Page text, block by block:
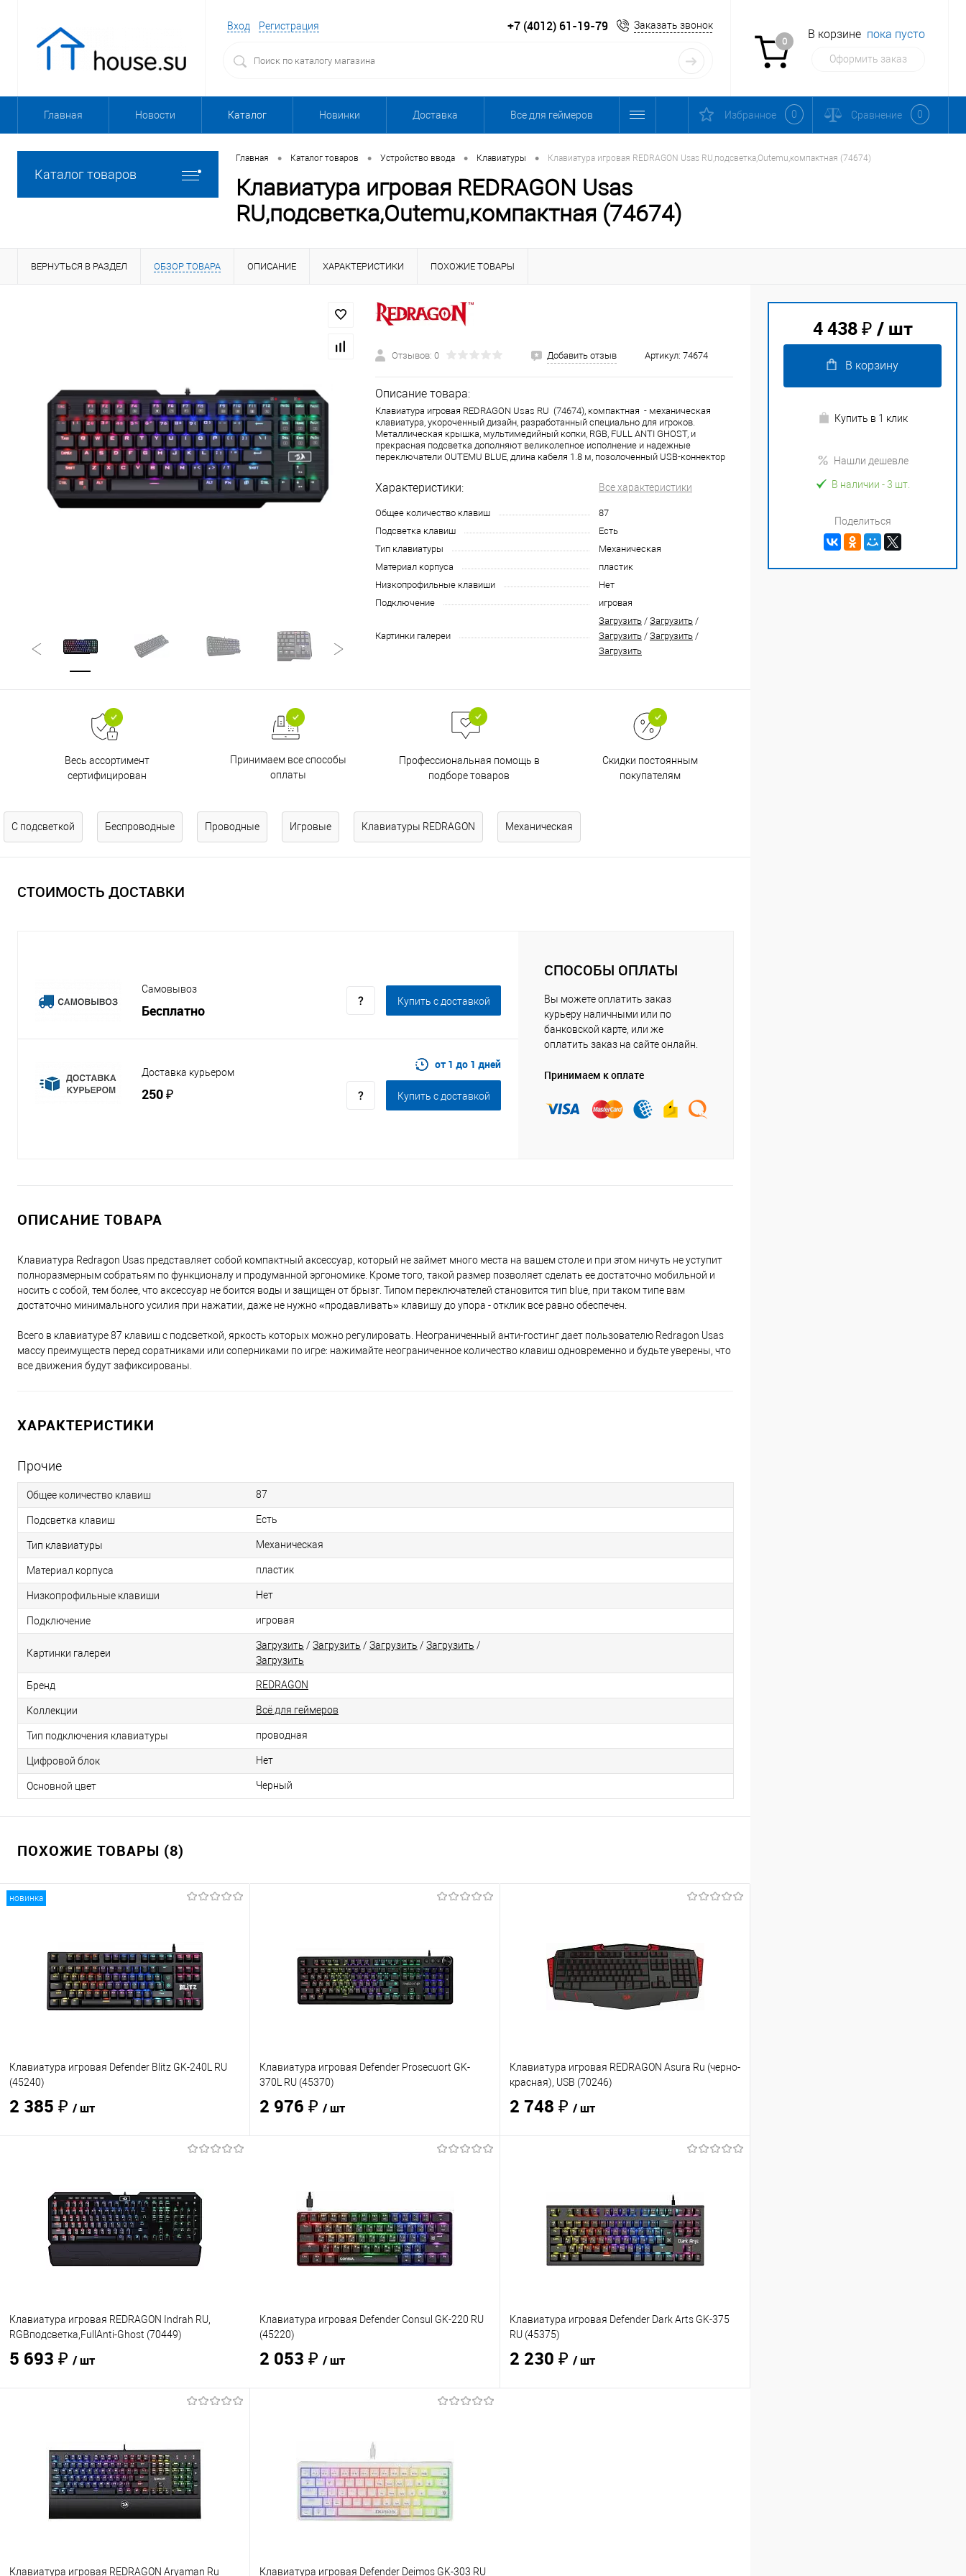
Вход Регистрация +7 (4012) 61-19-79 Заказать звонок
0
В корзине пока пусто
Оформить заказ
Главная Новости Каталог Новинки Доставка Все для геймеров Избранное 0 Сравнение 0
Каталог товаров
Главная • Каталог товаров • Устройство ввода • Клавиатуры • Клавиатура игровая REDRAGON Usas RU,подсветка,Outemu,компактная (74674)
Клавиатура игровая REDRAGON Usas
RU,подсветка,Outemu,компактная (74674)
ВЕРНУТЬСЯ В РАЗДЕЛ ОБЗОР ТОВАРА ОПИСАНИЕ ХАРАКТЕРИСТИКИ ПОХОЖИЕ ТОВАРЫ
Отзывов: 0 Добавить отзыв Артикул: 74674
Описание товара:
Клавиатура игровая REDRAGON Usas RU (74674), компактная - механическая
клавиатура, укороченный дизайн, разработанный специально для игроков.
Металлическая крышка, мультимедийный копки, RGB, FULL ANTI GHOST, и
прекрасная подсветка дополняют великолепное исполнение и надежные
переключатели OUTEMU BLUE, длина кабеля 1.8 м, позолоченный USB-коннектор
Характеристики: Все характеристики
Общее количество клавиш
87
Подсветка клавиш
Есть
Тип клавиатуры
Механическая
Материал корпуса
пластик
Низкопрофильные клавиши
Нет
Подключение
игровая
Картинки галереи
Загрузить / Загрузить /
Загрузить / Загрузить /
Загрузить
Весь ассортимент
сертифицирован
Принимаем все способы
оплаты
Профессиональная помощь в
подборе товаров
Скидки постоянным
покупателям
С подсветкой Беспроводные Проводные Игровые Клавиатуры REDRAGON Механическая
СТОИМОСТЬ ДОСТАВКИ
Самовывоз
Бесплатно
Купить c доставкой
Доставка курьером
250 ₽
от 1 до 1 дней
Купить c доставкой
СПОСОБЫ ОПЛАТЫ
Вы можете оплатить заказ
курьеру наличными или по
банковской карте, или же
оплатить заказ на сайте онлайн.
Принимаем к оплате
ОПИСАНИЕ ТОВАРА
Клавиатура Redragon Usas представляет собой компактный аксессуар, который не займет много места на вашем столе и при этом ничуть не уступит
полноразмерным собратьям по функционалу и продуманной эргономике. Кроме того, такой размер позволяет сделать ее достаточно мобильной и
носить с собой, тем более, что аксессуар не боится воды и защищен от брызг. Типом переключателей становится тип blue, при таком типе вам
достаточно минимального усилия при нажатии, даже не нужно «продавливать» клавишу до упора - отклик все равно обеспечен.
Всего в клавиатуре 87 клавиш с подсветкой, яркость которых можно регулировать. Неограниченный анти-гостинг дает пользователю Redragon Usas
массу преимуществ перед соратниками или соперниками по игре: нажимайте неограниченное количество клавиш одновременно и будьте уверены, что
все движения будут зафиксированы.
ХАРАКТЕРИСТИКИ
Прочие
Общее количество клавиш 87
Подсветка клавиш Есть
Тип клавиатуры Механическая
Материал корпуса пластик
Низкопрофильные клавиши Нет
Подключение игровая
Картинки галереи
Загрузить / Загрузить / Загрузить / Загрузить /
Загрузить
Бренд REDRAGON
Коллекции Всё для геймеров
Тип подключения клавиатуры проводная
Цифровой блок Нет
Основной цвет Черный
ПОХОЖИЕ ТОВАРЫ (8)
новинка
Клавиатура игровая Defender Blitz GK-240L RU
(45240)
2 385 ₽ / шт
Купить в 1 клик
Сравнение
В избранное
В наличии- 2 шт.
Клавиатура игровая Defender Prosecuort GK-
370L RU (45370)
2 976 ₽ / шт
Купить в 1 клик
В избранное
В наличии- 10 шт.
Клавиатура игровая REDRAGON Asura Ru (черно-
красная), USB (70246)
2 748 ₽ / шт
Купить в 1 клик
Сравнение
В избранное
В наличии- 18 шт.
Клавиатура игровая REDRAGON Indrah RU,
RGBподсветка,FullAnti-Ghost (70449)
5 693 ₽ / шт
Купить в 1 клик
Сравнение
В избранное
В наличии- 9 шт.
Клавиатура игровая Defender Consul GK-220 RU
(45220)
2 053 ₽ / шт
Купить в 1 клик
Сравнение
В избранное
В наличии- 1 шт.
Клавиатура игровая Defender Dark Arts GK-375
RU (45375)
2 230 ₽ / шт
Клавиатура игровая REDRAGON Aryaman Ru Клавиатура игровая Defender Deimos GK-303 RU
4 438 ₽ / шт
В корзину
Купить в 1 клик
Нашли дешевле
В наличии - 3 шт.
Поделиться